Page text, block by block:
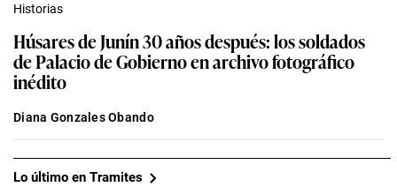
Historias
Húsares de Junín 30 años después: los soldados
de Palacio de Gobierno en archivo fotográfico
inédito
Diana Gonzales Obando
Lo último en Tramites